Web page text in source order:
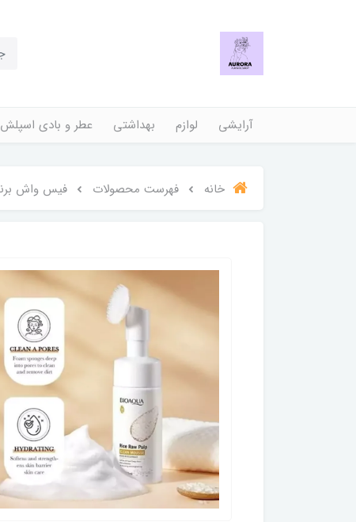
آرایشی لوازم بهداشتی عطر و بادی اسپلش
خانه فهرست محصولات فیس واش